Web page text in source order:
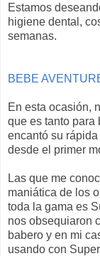
Estamos
higiene dental,
semanas.
BEBE
En esta ocasión,
que es tanto para
encantó su
desde el primer
Las que me
maniática de los
toda la gama es
nos obsequiaron
babero y en mi
usando con